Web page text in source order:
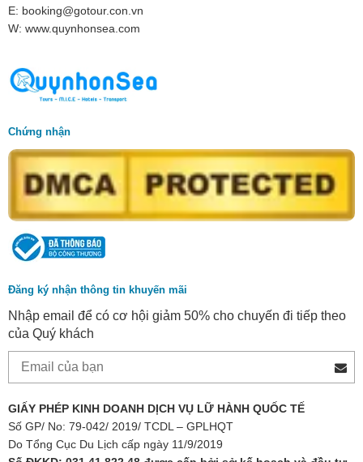
E: booking@gotour.con.vn
W: www.quynhonsea.com
Chứng nhận
Đăng ký nhận thông tin khuyến mãi
Nhập email để có cơ hội giảm 50% cho chuyến đi tiếp theo
của Quý khách
GIẤY PHÉP KINH DOANH DỊCH VỤ LỮ HÀNH QUỐC TẾ
Số GP/ No: 79-042/ 2019/ TCDL – GPLHQT
Do Tổng Cục Du Lịch cấp ngày 11/9/2019